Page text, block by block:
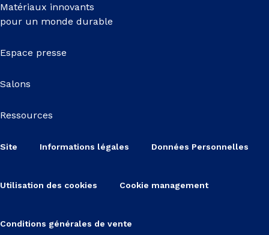
Matériaux innovants
pour un monde durable
Espace presse
Salons
Ressources
Site Informations légales Données Personnelles
Utilisation des cookies Cookie management
Conditions générales de vente